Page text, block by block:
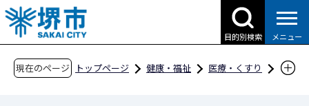
こ
の
ペ
目的別検索 メニュー
現在のページ トップページ 健康・福祉
医療・くすり